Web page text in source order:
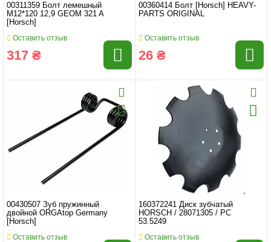
00311359 Болт лемешный
M12*120 12,9 GEOM 321 A
[Horsch]
Оставить отзыв
317 ₴
00360414 Болт [Horsch] HEAVY-
PARTS ORIGINAL
Оставить отзыв
26 ₴
00430507 Зуб пружинный
двойной ORGAtop Germany
[Horsch]
Оставить отзыв
160372241 Диск зубчатый
HORSCH / 28071305 / PC
53.5249
Оставить отзыв